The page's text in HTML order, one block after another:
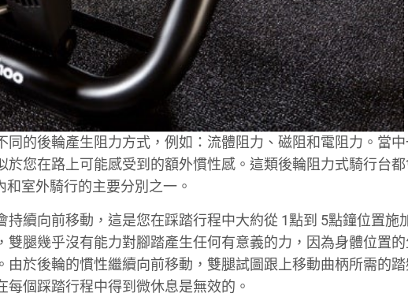
的後輪產生阻力方式，例如：流體阻力、磁阻和電阻力。當
於您在路上可能感受到的額外慣性感。這類後輪阻力式騎行台
室外騎行的主要分別之一。
續向前移動，這是您在踩踏行程中大約從 1點到 5點鐘位置施
腿幾乎沒有能力對腳踏產生任何有意義的力，因為身體位置
於後輪的慣性繼續向前移動，雙腿試圖跟上移動曲柄所需的踏
個踩踏行程中得到微休息是無效的。